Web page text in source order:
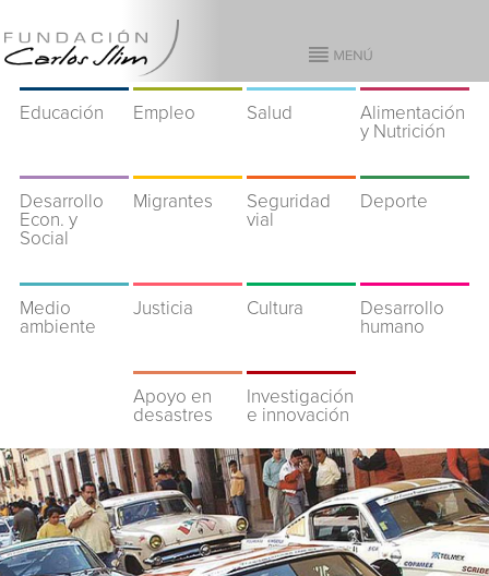
Educación Empleo Salud
Alimentación
y Nutrición
Desarrollo
Econ. y
Social
Migrantes
Seguridad
vial
Deporte
Medio
ambiente
Justicia Cultura
Desarrollo
humano
Apoyo en
desastres
Investigación
e innovación